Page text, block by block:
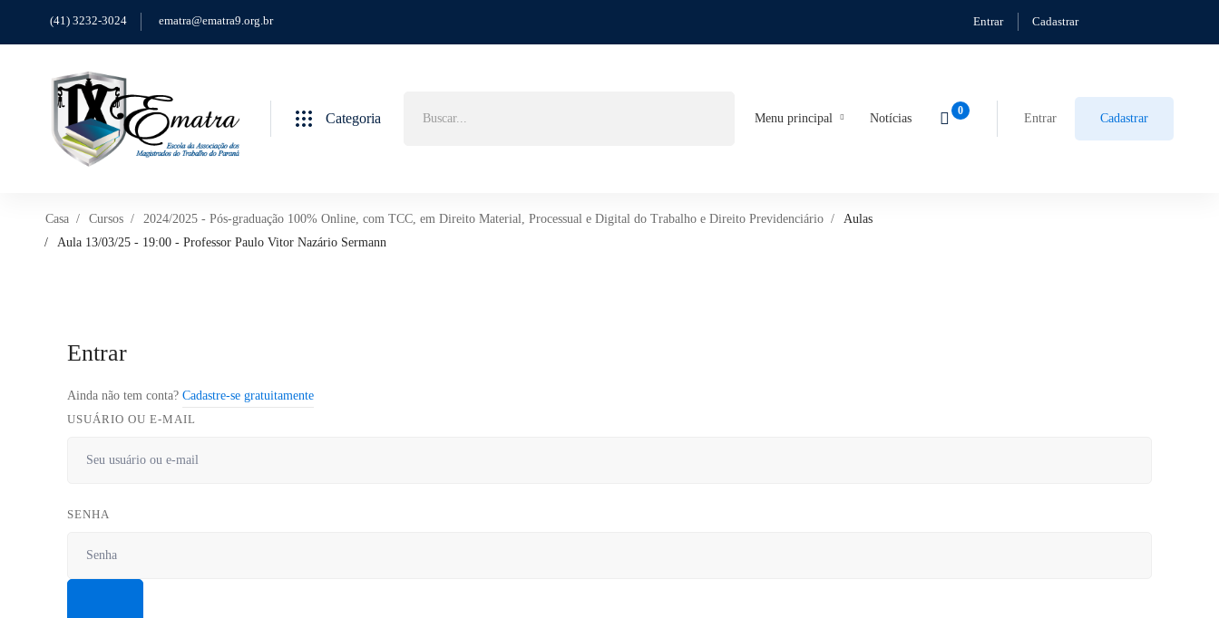
(41) 3232-3024 ematra@ematra9.org.br Entrar Cadastrar
Categoria Menu principal Notícias Entrar Cadastrar
Casa Cursos 2024/2025 - Pós-graduação 100% Online, com TCC, em Direito Material, Processual e Digital do Trabalho e Direito Previdenciário
Aulas
Aula 13/03/25 - 19:00 - Professor Paulo Vitor Nazário Sermann
Entrar
Ainda não tem conta? Cadastre-se gratuitamente
USUÁRIO OU E-MAIL
SENHA